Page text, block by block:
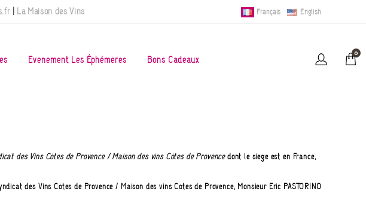
La Maison des Vins Français English
0
Evènement Les Éphémères Bons Cadeaux
des Vins Côtes de Provence / Maison des vins Côtes de Provencedont le siège est en France,
des Vins Côtes de Provence / Maison des vins Côtes de Provence, Monsieur Eric PASTORINO